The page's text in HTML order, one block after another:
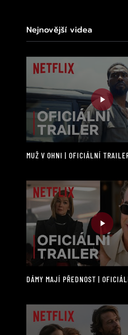
Nejnovější videa
MUŽ V OHNI | OFICIÁLNÍ
DÁMY MAJÍ PŘEDNOST |